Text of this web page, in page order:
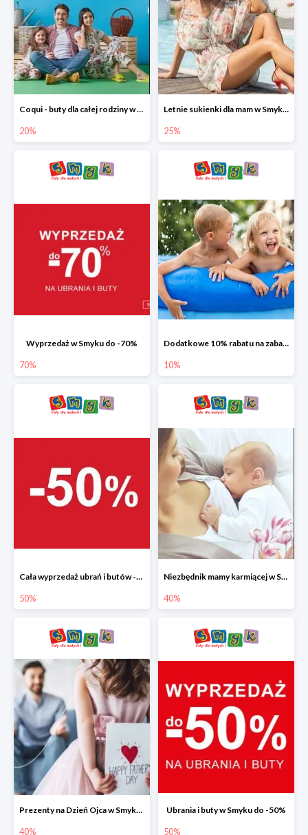
Coqui - buty dla całej rodziny w Smyku do -20%
20%
Letnie sukienki dla mam w Smyku do -25%
25%
Wyprzedaż w Smyku do -70%
70%
Dodatkowe 10% rabatu na zabawki ogrodowe i baseny
10%
Cała wyprzedaż ubrań i butów -50%
50%
Niezbędnik mamy karmiącej w Smyku do -40%
40%
Prezenty na Dzień Ojca w Smyku do -40%
40%
Ubrania i buty w Smyku do -50%
50%